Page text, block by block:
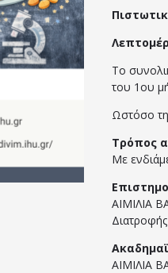
Το
του 1ου
Ωστόσο
Τρόπος
Με
ΑΙΜΙΛΙΑ
ΑΙΜΙΛΙΑ